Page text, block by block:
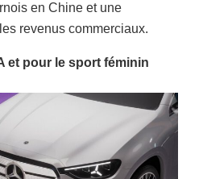
en Chine et une
revenus commerciaux.
et pour le sport féminin